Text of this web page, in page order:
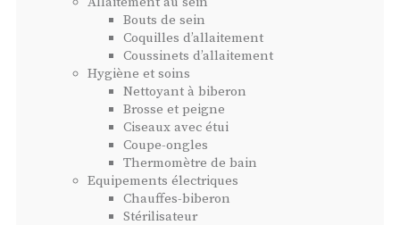
Bouts de sein
Coquilles d’allaitement
Coussinets d’allaitement
Hygiène et soins
Nettoyant à biberon
Brosse et peigne
Ciseaux avec étui
Coupe-ongles
Thermomètre de bain
Equipements électriques
Chauffes-biberon
Stérilisateur